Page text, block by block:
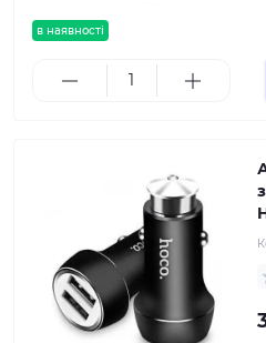
в наявності